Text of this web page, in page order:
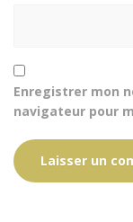
Enregistrer mon
navigateur pour